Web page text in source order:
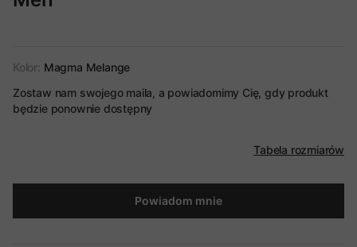
Kolor: Magma Melange
Zostaw nam swojego maila, a powiadomimy Cię, gdy produkt
będzie ponownie dostępny
Tabela rozmiarów
Powiadom mnie